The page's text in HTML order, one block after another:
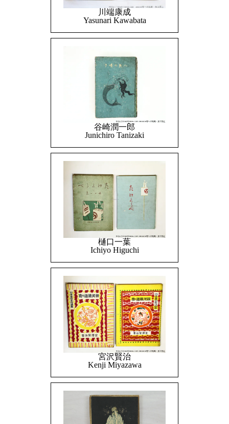
川端康成
Yasunari Kawabata
谷崎潤一郎
Junichiro Tanizaki
樋口一葉
Ichiyo Higuchi
宮沢賢治
Kenji Miyazawa